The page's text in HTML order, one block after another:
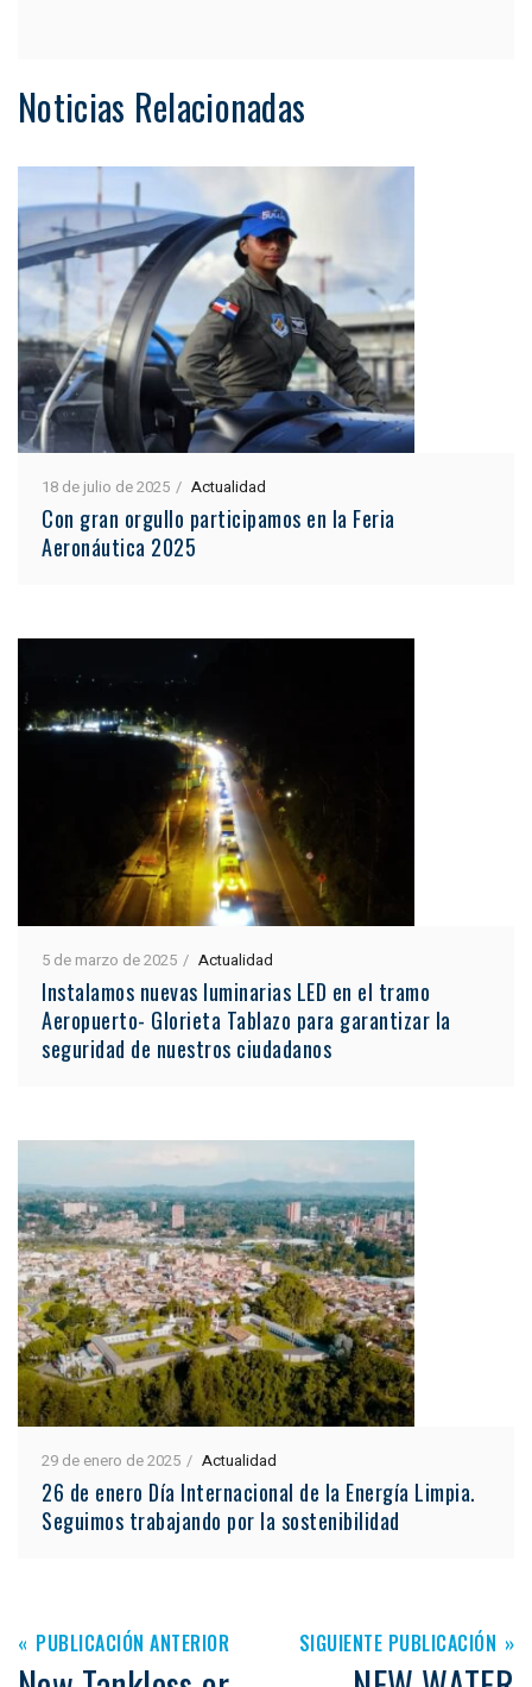
Noticias Relacionadas
18 de julio de 2025 Actualidad
Con gran orgullo participamos en la Feria
Aeronáutica 2025
5 de marzo de 2025 Actualidad
Instalamos nuevas luminarias LED en el tramo
Aeropuerto- Glorieta Tablazo para garantizar la
seguridad de nuestros ciudadanos
29 de enero de 2025 Actualidad
26 de enero Día Internacional de la Energía Limpia.
Seguimos trabajando por la sostenibilidad
PUBLICACIÓN ANTERIOR SIGUIENTE PUBLICACIÓN